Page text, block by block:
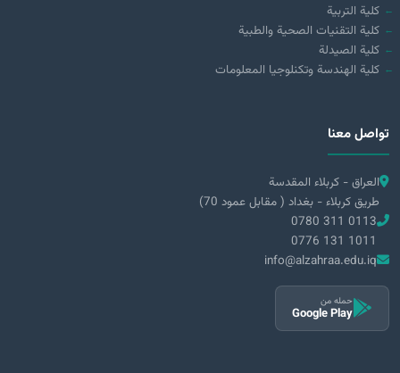
كلية التربية
كلية التقنيات الصحية والطبية
كلية الصيدلة
كلية الهندسة وتكنلوجيا المعلومات
تواصل معنا
العراق - كربلاء المقدسة
طريق كربلاء - بغداد ( مقابل عمود 70)
0780 311 0113
0776 131 1011
info@alzahraa.edu.iq
حمله من
Google Play